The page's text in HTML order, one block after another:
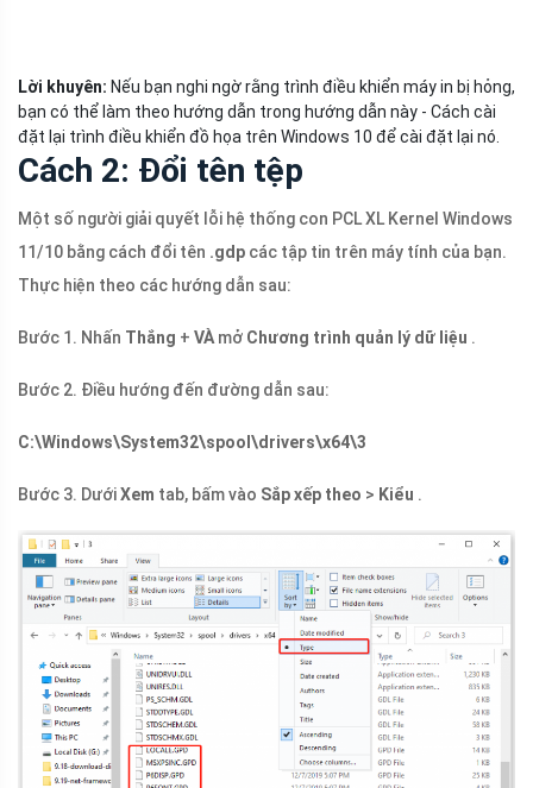
Lời khuyên: Nếu bạn nghi ngờ rằng trình điều khiển máy in bị hỏng,
bạn có thể làm theo hướng dẫn trong hướng dẫn này - Cách cài
đặt lại trình điều khiển đồ họa trên Windows 10 để cài đặt lại nó.
Cách 2: Đổi tên tệp
Một số người giải quyết lỗi hệ thống con PCL XL Kernel Windows
11/10 bằng cách đổi tên .gdp các tập tin trên máy tính của bạn.
Thực hiện theo các hướng dẫn sau:
Bước 1. Nhấn Thắng + VÀ mở Chương trình quản lý dữ liệu .
Bước 2. Điều hướng đến đường dẫn sau:
C:\Windows\System32\spool\drivers\x64\3
Bước 3. DướiXem tab, bấm vào Sắp xếp theo > Kiểu .